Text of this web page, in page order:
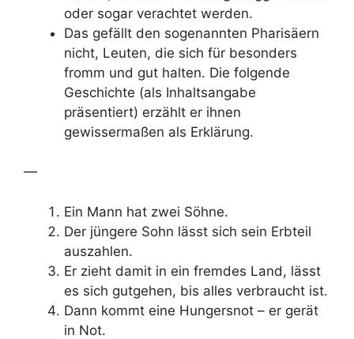
oder sogar verachtet werden.
Das gefällt den sogenannten Pharisäern
nicht, Leuten, die sich für besonders
fromm und gut halten. Die folgende
Geschichte (als Inhaltsangabe
präsentiert) erzählt er ihnen
gewissermaßen als Erklärung.
—
Ein Mann hat zwei Söhne.
Der jüngere Sohn lässt sich sein Erbteil
auszahlen.
Er zieht damit in ein fremdes Land, lässt
es sich gutgehen, bis alles verbraucht ist.
Dann kommt eine Hungersnot – er gerät
in Not.